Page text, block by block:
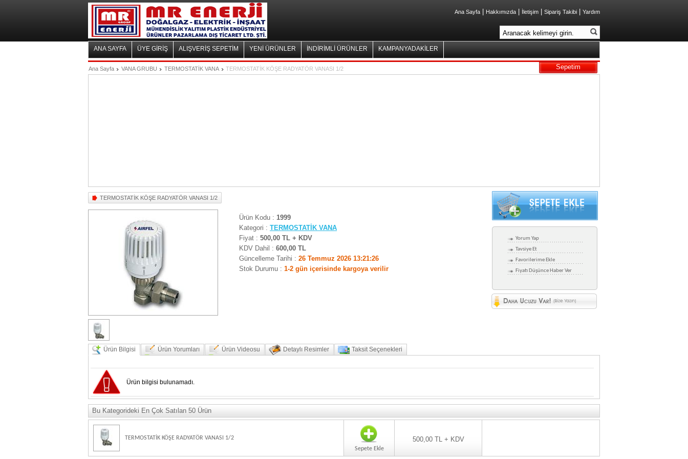
Ana Sayfa Hakkımızda İletişim Sipariş Takibi Yardım
ANA SAYFA ÜYE GİRİŞ ALIŞVERİŞ SEPETİM YENİ ÜRÜNLER İNDİRİMLİ ÜRÜNLER KAMPANYADAKİLER
Ana Sayfa VANA GRUBU TERMOSTATİK VANA TERMOSTATİK KÖŞE RADYATÖR VANASI 1/2 Sepetim
TERMOSTATİK KÖŞE RADYATÖR VANASI 1/2
Ürün Kodu : 1999
Kategori : TERMOSTATİK VANA
Fiyat : 500,00 TL + KDV
KDV Dahil : 600,00 TL
Güncelleme Tarihi : 26 Temmuz 2026 13:21:26
Stok Durumu : 1-2 gün içerisinde kargoya verilir
Yorum Yap
Tavsiye Et
Favorilerime Ekle
Fiyatı Düşünce Haber Ver
Ürün Bilgisi Ürün Yorumları Ürün Videosu Detaylı Resimler Taksit Seçenekleri
Ürün bilgisi bulunamadı.
Bu Kategorideki En Çok Satılan 50 Ürün
TERMOSTATİK KÖŞE RADYATÖR VANASI 1/2
Sepete Ekle
500,00 TL + KDV